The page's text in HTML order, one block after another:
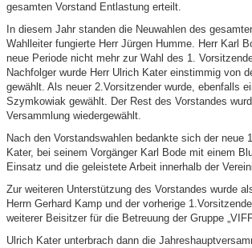
gesamten Vorstand Entlastung erteilt.
In diesem Jahr standen die Neuwahlen des
Wahlleiter fungierte Herr Jürgen Humme. Herr Karl
neue Periode nicht mehr zur Wahl des 1.
Nachfolger wurde Herr Ulrich Kater einstimmig von
gewählt. Als neuer 2.Vorsitzender wurde, ebenfalls
Szymkowiak gewählt. Der Rest des Vorstandes
Versammlung wiedergewählt.
Nach den Vorstandswahlen bedankte sich der neue
Kater, bei seinem Vorgänger Karl Bode mit einem
Einsatz und die geleistete Arbeit innerhalb der
Zur weiteren Unterstützung des Vorstandes wurde
Herrn Gerhard Kamp und der vorherige
weiterer Beisitzer für die Betreuung der Gruppe
Ulrich Kater unterbrach dann die